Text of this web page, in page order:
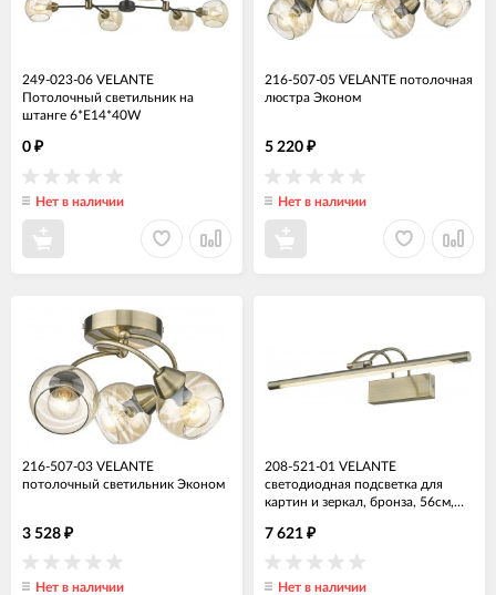
249-023-06 VELANTE
Потолочный светильник на
штанге 6*E14*40W
0 ₽
Нет в наличии
216-507-05 VELANTE потолочная
люстра Эконом
5 220 ₽
Нет в наличии
216-507-03 VELANTE
потолочный светильник Эконом
3 528 ₽
Нет в наличии
208-521-01 VELANTE
светодиодная подсветка для
картин и зеркал, бронза, 56см,
7 621 ₽
Нет в наличии